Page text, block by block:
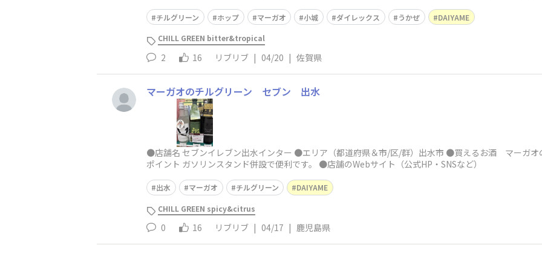
チルグリーン ホップ マーガオ 小城 ダイレックス うかぜ DAIYAME
CHILL GREEN bitter&tropical
2 16 リブリブ | 04/20 | 佐賀県
マーガオのチルグリーン セブン 出水
●店舗名 セブンイレブン出水インター ●エリア（都道府県＆市/区/群）出水市 ●買えるお酒 マーガ
ポイント ガソリンスタンド併設で便利です。 ●店舗のWebサイト（公式HP・SNSなど）
出水 マーガオ チルグリーン DAIYAME
CHILL GREEN spicy&citrus
0 16 リブリブ | 04/17 | 鹿児島県